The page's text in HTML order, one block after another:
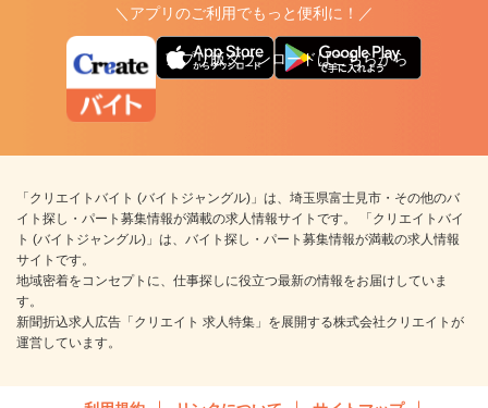
＼アプリのご利用でもっと便利に！／
アプリ版ダウンロードはこちらから
「クリエイトバイト (バイトジャングル)」は、埼玉県富士見市・その他のバ
イト探し・パート募集情報が満載の求人情報サイトです。 「クリエイトバイ
ト (バイトジャングル)」は、バイト探し・パート募集情報が満載の求人情報
サイトです。
地域密着をコンセプトに、仕事探しに役立つ最新の情報をお届けしていま
す。
新聞折込求人広告「クリエイト 求人特集」を展開する株式会社クリエイトが
運営しています。